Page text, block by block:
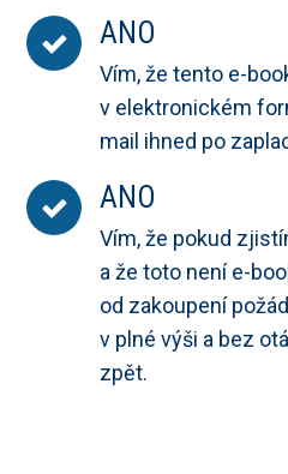
ANO
Vím, že tento e-
v elektronickém
mail ihned po
ANO
Vím, že pokud
a že toto není e-
od zakoupení
v plné výši a bez
zpět.